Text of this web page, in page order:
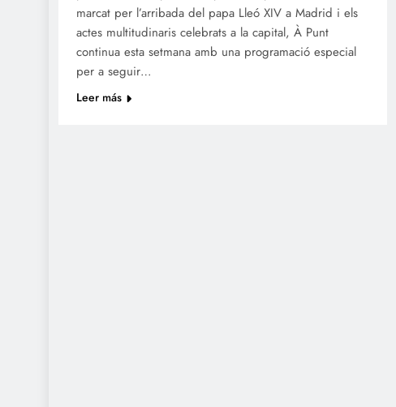
marcat per l’arribada del papa Lleó XIV a Madrid i els
actes multitudinaris celebrats a la capital, À Punt
continua esta setmana amb una programació especial
per a seguir…
Leer más